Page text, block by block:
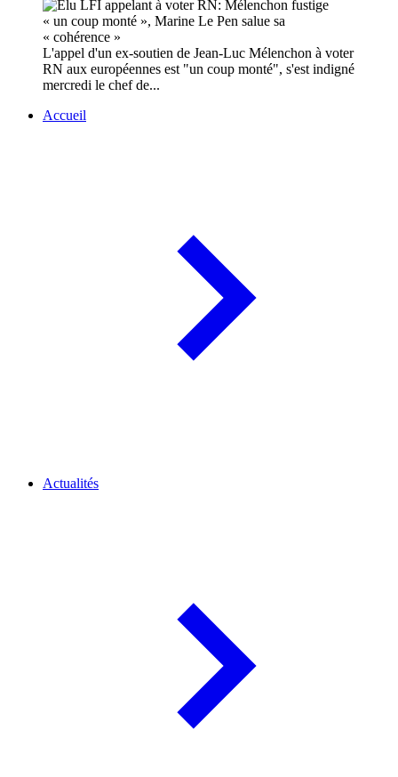
L'appel d'un ex-soutien de Jean-Luc Mélenchon à voter
RN aux européennes est "un coup monté", s'est indigné
mercredi le chef de...
Accueil
Actualités